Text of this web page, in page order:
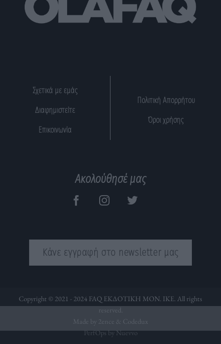
Σχετικά με εμάς
Διαφημιστείτε
Επικοινωνία
Πολιτική Απορρήτου
Όροι χρήσης
Ακολούθησέ μας
Κάνε εγγραφή στο newsletter μας
Copyright © 2021 - 2024 FAQ ΕΚΔΟΤΙΚΗ ΜΟΝ. ΙΚΕ. All rights
reserved.
Made by 2ence & Codedux
PerfOps by Nuevvo